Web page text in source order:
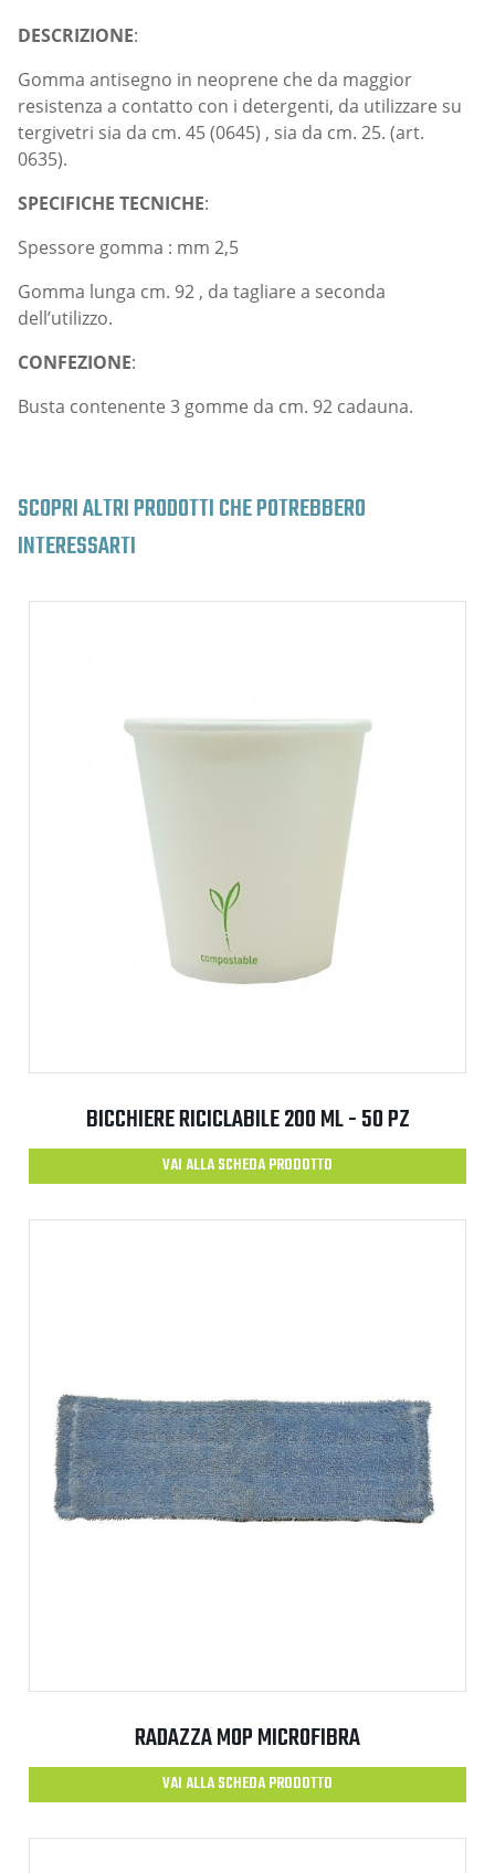
DESCRIZIONE:
Gomma antisegno in neoprene che da maggior
resistenza a contatto con i detergenti, da utilizzare su
tergivetri sia da cm. 45 (0645) , sia da cm. 25. (art.
0635).
SPECIFICHE TECNICHE:
Spessore gomma : mm 2,5
Gomma lunga cm. 92 , da tagliare a seconda
dell’utilizzo.
CONFEZIONE:
Busta contenente 3 gomme da cm. 92 cadauna.
SCOPRI ALTRI PRODOTTI CHE POTREBBERO
INTERESSARTI
BICCHIERE RICICLABILE 200 ML - 50 PZ
VAI ALLA SCHEDA PRODOTTO
RADAZZA MOP MICROFIBRA
VAI ALLA SCHEDA PRODOTTO